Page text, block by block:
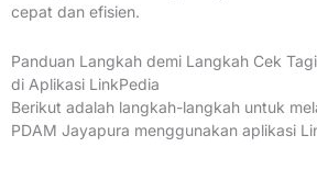
cepat dan efisien.
Panduan Langkah demi Langkah Cek
di Aplikasi LinkPedia
Berikut adalah langkah-langkah untuk
PDAM Jayapura menggunakan aplikasi